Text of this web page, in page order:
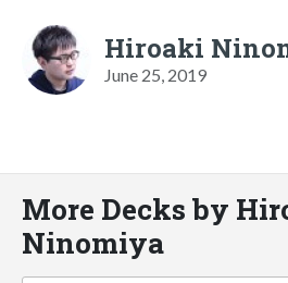
Hiroaki
June 25, 2019
More Decks by
Ninomiya